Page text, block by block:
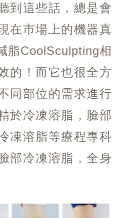
到這些話，總是會
在巿場上的機器真
脂CoolSculpting相
的！而它也很全方
同部位的需求進行
於冷凍溶脂，臉部
凍溶脂等療程專科
部冷凍溶脂，全身